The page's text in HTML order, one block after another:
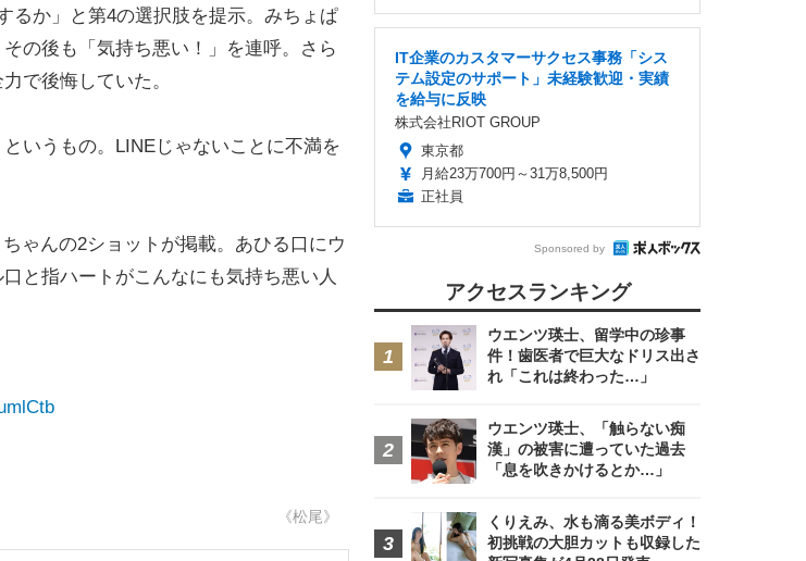
るか」と第4の選択肢を提示。みちょぱ
の後も「気持ち悪い！」を連呼。さら
で後悔していた。
いうもの。LINEじゃないことに不満を
ゃんの2ショットが掲載。あひる口にウ
と指ハートがこんなにも気持ち悪い人
《松尾》
IT企業のカスタマーサクセス事務「シス
テム設定のサポート」未経験歓迎・実績
を給与に反映
株式会社RIOT GROUP
東京都
月給23万700円～31万8,500円
正社員
Sponsored by
アクセスランキング
ウエンツ瑛士、留学中の珍事
件！歯医者で巨大なドリス出さ
れ「これは終わった…」
ウエンツ瑛士、「触らない痴
漢」の被害に遭っていた過去
「息を吹きかけるとか…」
くりえみ、水も滴る美ボディ！
初挑戦の大胆カットも収録した